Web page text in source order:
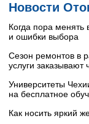
Новости
Когда пора менять
и ошибки выбора
Сезон ремонтов в
услуги заказывают
Университеты
на бесплатное
Как носить яркий